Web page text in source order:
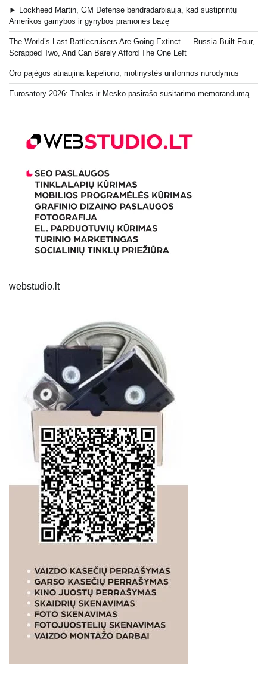
► Lockheed Martin, GM Defense bendradarbiauja, kad sustiprintų
Amerikos gamybos ir gynybos pramonės bazę
The World’s Last Battlecruisers Are Going Extinct — Russia Built Four,
Scrapped Two, And Can Barely Afford The One Left
Oro pajėgos atnaujina kapeliono, motinystės uniformos nurodymus
Eurosatory 2026: Thales ir Mesko pasirašo susitarimo memorandumą
webstudio.lt